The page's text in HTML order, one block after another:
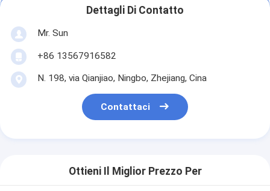
Dettagli Di Contatto
Mr. Sun
+86 13567916582
N. 198, via Qianjiao, Ningbo, Zhejiang, Cina
Contattaci
Ottieni Il Miglior Prezzo Per